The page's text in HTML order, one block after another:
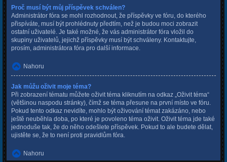
Proč musí být můj příspěvek schválen?
Administrátor fóra se mohl rozhodnout, že příspěvky ve fóru, do kterého
přispíváte, musí být prohlédnuty předtím, než je budou moci zobrazit
ostatní uživatelé. Je také možné, že vás administrátor fóra vložil do
skupiny uživatelů, jejichž příspěvky musí být schváleny. Kontaktujte,
prosím, administrátora fóra pro další informace.
Nahoru
Jak můžu oživit moje téma?
Při zobrazení tématu můžete oživit téma kliknutím na odkaz „Oživit téma“
(většinou naspodu stránky), čímž se téma přesune na první místo ve fóru.
Pokud tento odkaz nevidíte, mohlo být oživování témat zakázáno, nebo
ještě neuběhla doba, po které je povoleno téma oživit. Oživit téma jde také
jednoduše tak, že do něho odešlete příspěvek. Pokud to ale budete dělat,
ujistěte se, že to není proti pravidlům fóra.
Nahoru